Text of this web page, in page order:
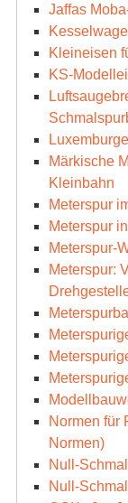
Jaffas
Kleineisen
KS-
Märkische
Kleinbahn
Meterspur
Meterspur
Meterspur-
Meterspur:
Normen für
Normen)
Null-
Null-